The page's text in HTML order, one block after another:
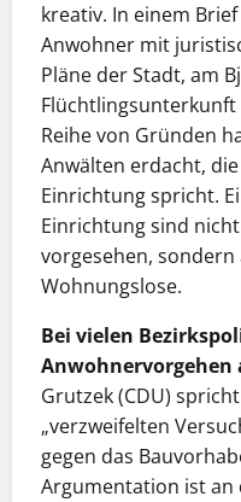
kreativ. In einem
Anwohner mit
Pläne der Stadt, am
Flüchtlingsunterkunft
Reihe von Gründen
Anwälten erdacht,
Einrichtung spricht.
Einrichtung sind
vorgesehen,
Wohnungslose.
Bei vielen
Anwohnervorgehen
Grutzek (CDU)
„verzweifelten
gegen das
Argumentation ist an